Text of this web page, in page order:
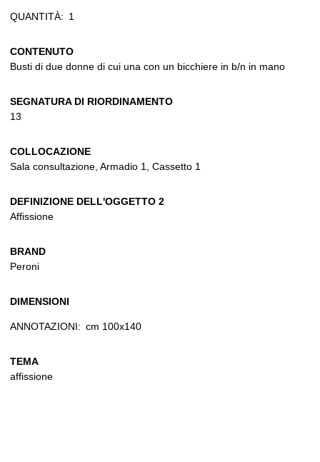
QUANTITÀ: 1
CONTENUTO
Busti di due donne di cui una con un bicchiere in b/n in mano
SEGNATURA DI RIORDINAMENTO
13
COLLOCAZIONE
Sala consultazione, Armadio 1, Cassetto 1
DEFINIZIONE DELL'OGGETTO 2
Affissione
BRAND
Peroni
DIMENSIONI
ANNOTAZIONI: cm 100x140
TEMA
affissione